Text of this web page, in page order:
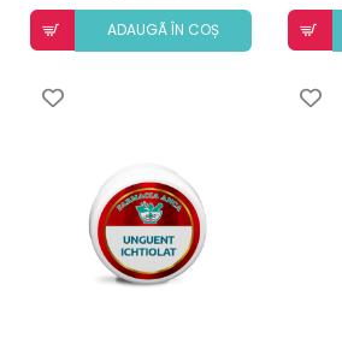
ADAUGÃ ÎN COȘ